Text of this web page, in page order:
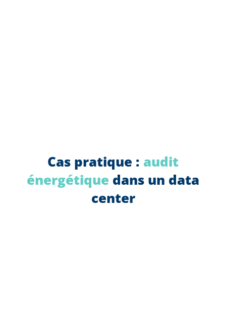
Cas pratique : audit
énergétique dans un data
center